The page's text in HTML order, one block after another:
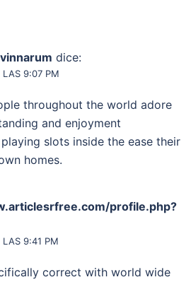
dice:
9:07 PM
throughout the world adore
and enjoyment
slots inside the ease their
homes.
profile.php?
9:41 PM
correct with world wide